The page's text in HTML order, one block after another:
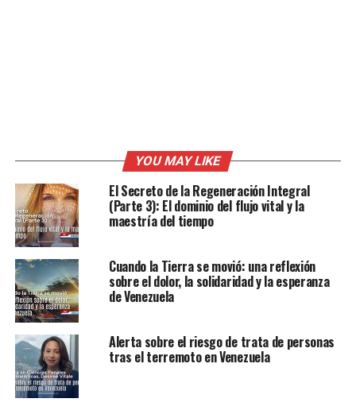
YOU MAY LIKE
El Secreto de la Regeneración Integral
(Parte 3): El dominio del flujo vital y la
maestría del tiempo
Cuando la Tierra se movió: una reflexión
sobre el dolor, la solidaridad y la esperanza
de Venezuela
Alerta sobre el riesgo de trata de personas
tras el terremoto en Venezuela